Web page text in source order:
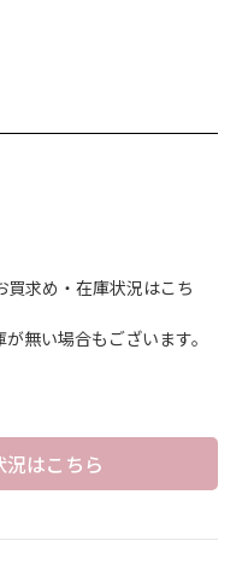
求め・在庫状況はこち
無い場合もございます。
はこちら